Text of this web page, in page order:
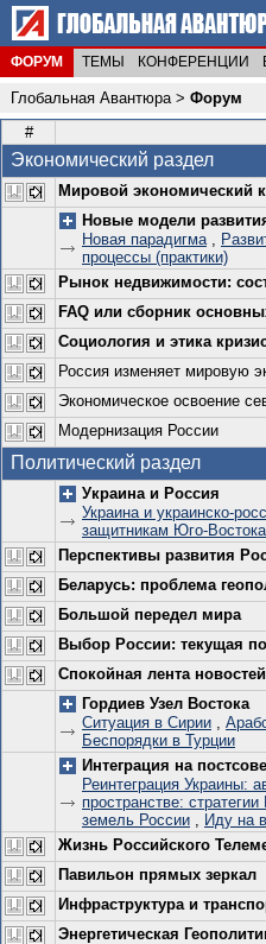
ФОРУМ ТЕМЫ КОНФЕРЕНЦИИ
Глобальная Авантюра> Форум
#
Экономический раздел
Мировой экономический
Новые модели
Новая парадигма,
процессы (практики)
Рынок недвижимости:
FAQ или сборник
Социология и этика
Россия изменяет мировую
Экономическое освоение
Модернизация России
Политический раздел
Украина и Россия
Украина и украинско-
защитникам Юго-
Перспективы развития
Беларусь: проблема
Большой передел мира
Выбор России: текущая
Спокойная лента новостей
Гордиев Узел Востока
Ситуация в Сирии ,
Беспорядки в Турции
Интеграция на
Реинтеграция Украины:
пространстве:
земель России , Иду на
Жизнь Российского
Павильон прямых зеркал
Инфраструктура и
Энергетическая